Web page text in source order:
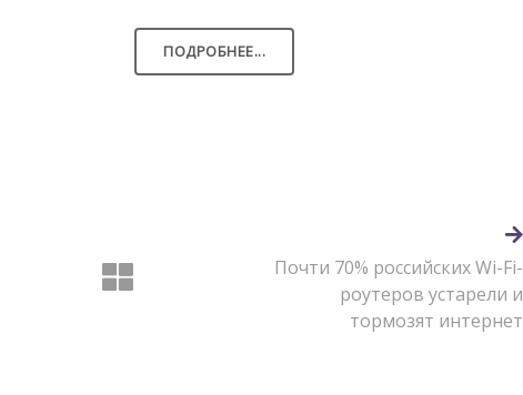
ПОДРОБНЕЕ...
Почти 70% российских Wi-Fi-
роутеров устарели и
тормозят интернет